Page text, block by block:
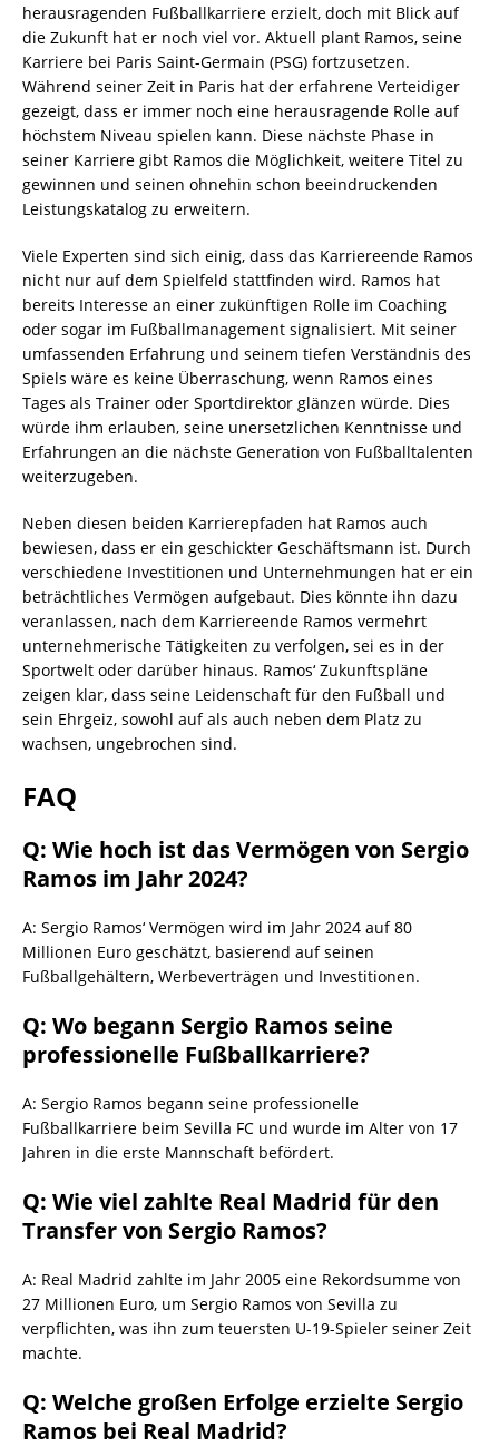
herausragenden Fußballkarriere erzielt, doch mit Blick auf
die Zukunft hat er noch viel vor. Aktuell plant Ramos, seine
Karriere bei Paris Saint-Germain (PSG) fortzusetzen.
Während seiner Zeit in Paris hat der erfahrene Verteidiger
gezeigt, dass er immer noch eine herausragende Rolle auf
höchstem Niveau spielen kann. Diese nächste Phase in
seiner Karriere gibt Ramos die Möglichkeit, weitere Titel zu
gewinnen und seinen ohnehin schon beeindruckenden
Leistungskatalog zu erweitern.
Viele Experten sind sich einig, dass das Karriereende Ramos
nicht nur auf dem Spielfeld stattfinden wird. Ramos hat
bereits Interesse an einer zukünftigen Rolle im Coaching
oder sogar im Fußballmanagement signalisiert. Mit seiner
umfassenden Erfahrung und seinem tiefen Verständnis des
Spiels wäre es keine Überraschung, wenn Ramos eines
Tages als Trainer oder Sportdirektor glänzen würde. Dies
würde ihm erlauben, seine unersetzlichen Kenntnisse und
Erfahrungen an die nächste Generation von Fußballtalenten
weiterzugeben.
Neben diesen beiden Karrierepfaden hat Ramos auch
bewiesen, dass er ein geschickter Geschäftsmann ist. Durch
verschiedene Investitionen und Unternehmungen hat er ein
beträchtliches Vermögen aufgebaut. Dies könnte ihn dazu
veranlassen, nach dem Karriereende Ramos vermehrt
unternehmerische Tätigkeiten zu verfolgen, sei es in der
Sportwelt oder darüber hinaus. Ramos‘ Zukunftspläne
zeigen klar, dass seine Leidenschaft für den Fußball und
sein Ehrgeiz, sowohl auf als auch neben dem Platz zu
wachsen, ungebrochen sind.
FAQ
Q: Wie hoch ist das Vermögen von Sergio
Ramos im Jahr 2024?
A: Sergio Ramos‘ Vermögen wird im Jahr 2024 auf 80
Millionen Euro geschätzt, basierend auf seinen
Fußballgehältern, Werbeverträgen und Investitionen.
Q: Wo begann Sergio Ramos seine
professionelle Fußballkarriere?
A: Sergio Ramos begann seine professionelle
Fußballkarriere beim Sevilla FC und wurde im Alter von 17
Jahren in die erste Mannschaft befördert.
Q: Wie viel zahlte Real Madrid für den
Transfer von Sergio Ramos?
A: Real Madrid zahlte im Jahr 2005 eine Rekordsumme von
27 Millionen Euro, um Sergio Ramos von Sevilla zu
verpflichten, was ihn zum teuersten U-19-Spieler seiner Zeit
machte.
Q: Welche großen Erfolge erzielte Sergio
Ramos bei Real Madrid?